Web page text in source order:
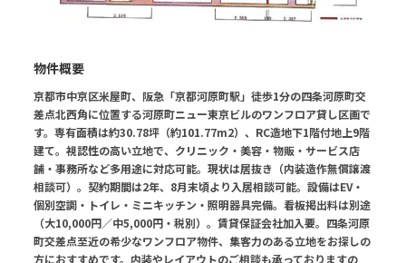
物件概要
京都市中京区米屋町、阪急「京都河原町駅」徒歩1分の四条河原町交
差点北西角に位置する河原町ニュー東京ビルのワンフロア貸し区画で
す。専有面積は約30.78坪（約101.77m2）、RC造地下1階付地上9階
建て。視認性の高い立地で、クリニック・美容・物販・サービス店
舗・事務所など多用途に対応可能。現状は居抜き（内装造作無償譲渡
相談可）。契約期間は2年、8月末頃より入居相談可能。設備はEV・
個別空調・トイレ・ミニキッチン・照明器具完備。看板掲出料は別途
（大10,000円／中5,000円・税別）。賃貸保証会社加入要。四条河原
町交差点至近の希少なワンフロア物件、集客力のある立地をお探しの
方におすすめです。内装やレイアウトのご相談も承っておりますの